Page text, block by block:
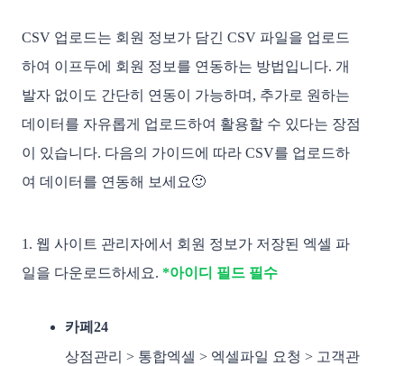
CSV 업로드는 회원 정보가 담긴 CSV 파일을 업로드
하여 이프두에 회원 정보를 연동하는 방법입니다. 개
발자 없이도 간단히 연동이 가능하며, 추가로 원하는
데이터를 자유롭게 업로드하여 활용할 수 있다는 장점
이 있습니다. 다음의 가이드에 따라 CSV를 업로드하
여 데이터를 연동해 보세요🙂
1. 웹 사이트 관리자에서 회원 정보가 저장된 엑셀 파
일을 다운로드하세요. *아이디 필드 필수
카페24
상점관리 > 통합엑셀 > 엑셀파일 요청 > 고객관